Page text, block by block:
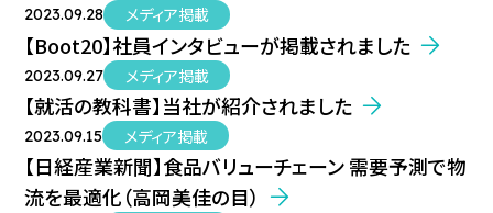
2023.09.28 メディア掲載
【Boot20】社員インタビューが掲載されました
2023.09.27 メディア掲載
【就活の教科書】当社が紹介されました
2023.09.15 メディア掲載
【日経産業新聞】食品バリューチェーン 需要予測で物
流を最適化（高岡美佳の目）